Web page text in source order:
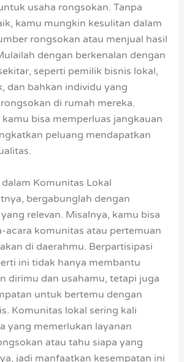
usaha rongsokan. Tanpa
kamu mungkin kesulitan dalam
rongsokan atau menjual hasil
dengan berkenalan dengan
seperti pemilik bisnis lokal,
dan bahkan individu yang
di rumah mereka.
bisa memperluas jangkauan
peluang mendapatkan
Komunitas Lokal
bergabunglah dengan
relevan. Misalnya, kamu bisa
acara komunitas atau pertemuan
di daerahmu. Berpartisipasi
ini tidak hanya membantu
dirimu dan usahamu, tetapi juga
untuk bertemu dengan
Komunitas lokal sering kali
yang memerlukan layanan
atau tahu siapa yang
jadi manfaatkan kesempatan ini